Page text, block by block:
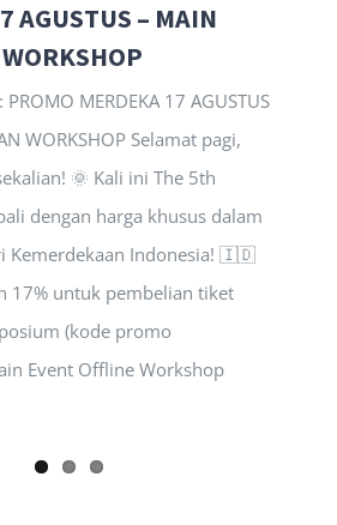
AGUSTUS – MAIN
PROMO MERDEKA 17 AGUSTUS
WORKSHOP Selamat pagi,
🌞 Kali ini The 5th
dengan harga khusus dalam
Kemerdekaan Indonesia! 🇮🇩
17% untuk pembelian tiket
(kode promo
Event Offline Workshop